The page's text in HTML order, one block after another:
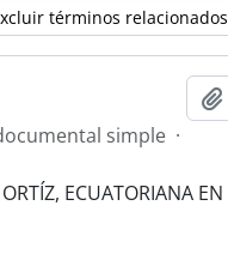
términos relacionados
simple ·
ECUATORIANA EN